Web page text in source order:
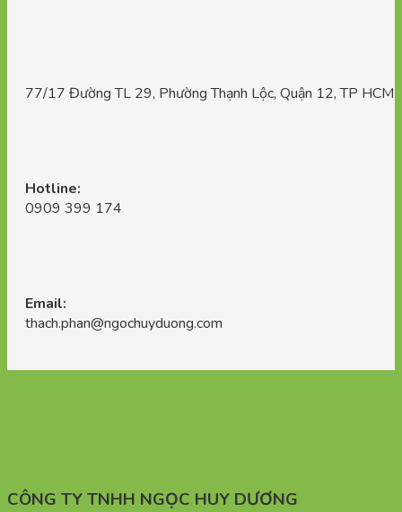
77/17 Đường TL 29, Phường Thạnh Lộc, Quận 12, TP HCM
Hotline:
0909 399 174
Email:
thach.phan@ngochuyduong.com
CÔNG TY TNHH NGỌC HUY DƯƠNG